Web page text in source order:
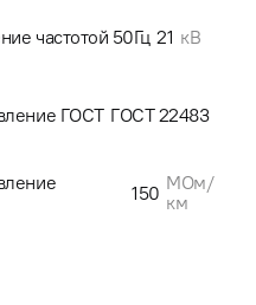
частотой 50Гц 21 кВ
ГОСТ ГОСТ 22483
150 МОм/
км